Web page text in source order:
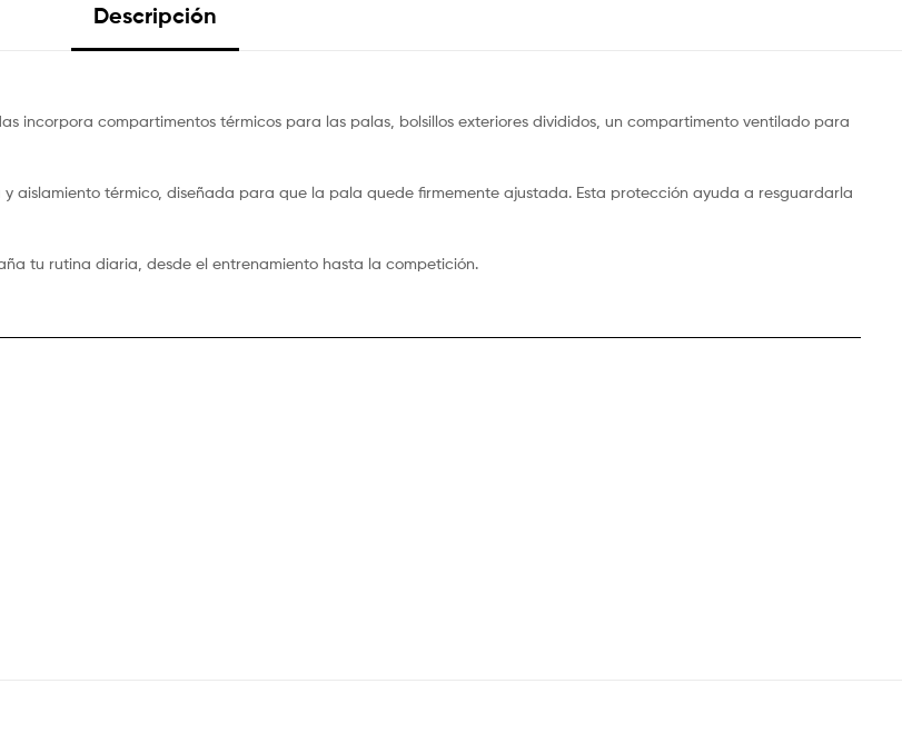
Descripción
incorpora compartimentos térmicos para las palas, bolsillos exteriores divididos, un compartimento ventilado para
aislamiento térmico, diseñada para que la pala quede firmemente ajustada. Esta protección ayuda a resguardarla
tu rutina diaria, desde el entrenamiento hasta la competición.